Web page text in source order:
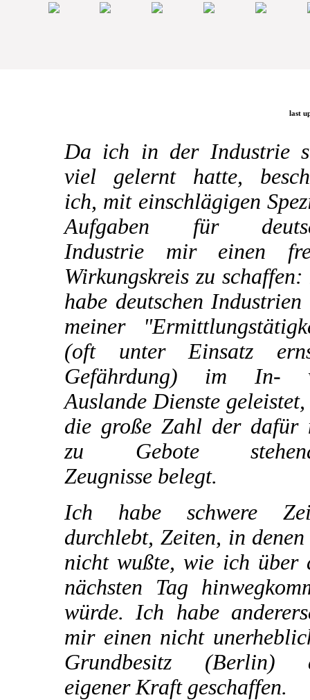
last
Da ich in der Industrie
viel gelernt hatte,
ich, mit einschlägigen
Aufgaben für
Industrie mir einen
Wirkungskreis zu
habe deutschen
meiner
(oft unter Einsatz
Gefährdung) im In-
Auslande Dienste
die große Zahl der dafür
zu Gebote
Zeugnisse belegt.
Ich habe schwere
durchlebt, Zeiten, in
nicht wußte, wie ich über
nächsten Tag
würde. Ich habe
mir einen nicht
Grundbesitz (Berlin)
eigener Kraft geschaffen.